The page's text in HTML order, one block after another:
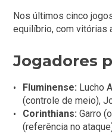
Nos últimos cinco
equilíbrio, com vitórias
Jogadores
Fluminense: Lucho
(controle de meio),
Corinthians: Garro
(referência no